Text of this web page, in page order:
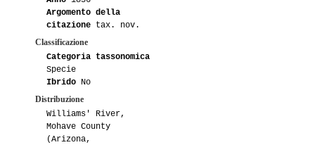
Argomento della
citazione tax. nov.
Classificazione
Categoria tassonomica
Specie
Ibrido No
Distribuzione
Williams' River,
Mohave County
(Arizona,